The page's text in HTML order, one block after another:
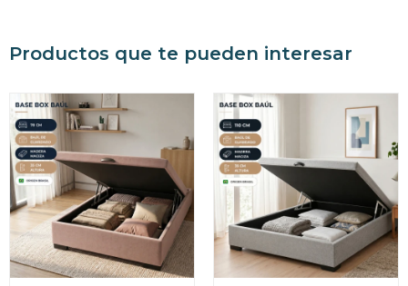
Productos que te pueden interesar